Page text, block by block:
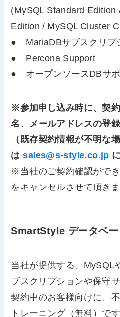
(MySQL Standard Edition
Edition / MySQL Cluster
● MariaDBサブスクリプ
● Percona Support
● オープンソースDBサポ
※参加申し込み時に、契
名、メールアドレスの登録
（既存契約情報が不明な
はsales@s-style.co.jp
※当社のご契約確認がで
をキャンセルさせて頂きま
SmartStyle データベ
当社が提供する、MySQL
ブスクリプションや保守
契約中のお客様向けに、
トレーニング（無料）です